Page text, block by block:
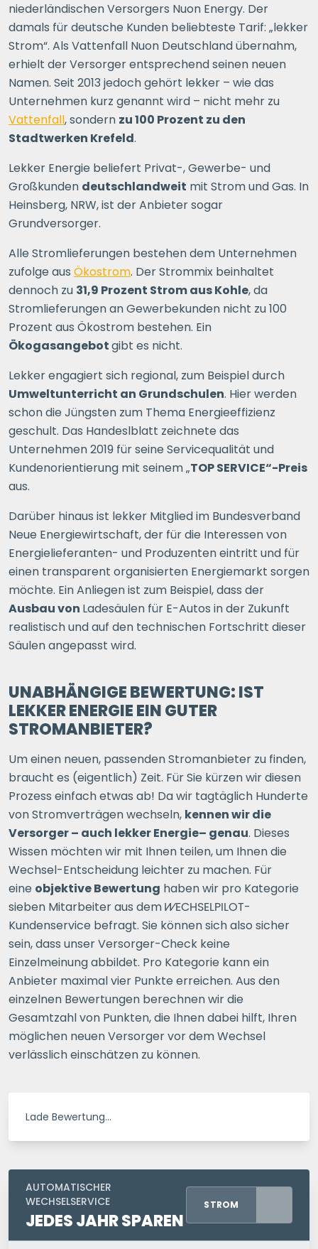
niederländischen Versorgers Nuon Energy. Der
damals für deutsche Kunden beliebteste Tarif: „lekker
Strom“. Als Vattenfall Nuon Deutschland übernahm,
erhielt der Versorger entsprechend seinen neuen
Namen. Seit 2013 jedoch gehört lekker – wie das
Unternehmen kurz genannt wird – nicht mehr zu
Vattenfall, sondern zu 100 Prozent zu den
Stadtwerken Krefeld.
Lekker Energie beliefert Privat-, Gewerbe- und
Großkunden deutschlandweit mit Strom und Gas. In
Heinsberg, NRW, ist der Anbieter sogar
Grundversorger.
Alle Stromlieferungen bestehen dem Unternehmen
zufolge aus Ökostrom. Der Strommix beinhaltet
dennoch zu 31,9 Prozent Strom aus Kohle, da
Stromlieferungen an Gewerbekunden nicht zu 100
Prozent aus Ökostrom bestehen. Ein
Ökogasangebotgibt es nicht.
Lekker engagiert sich regional, zum Beispiel durch
Umweltunterricht an Grundschulen. Hier werden
schon die Jüngsten zum Thema Energieeffizienz
geschult. Das Handeslblatt zeichnete das
Unternehmen 2019 für seine Servicequalität und
Kundenorientierung mit seinem „TOP SERVICE“-Preis
aus.
Darüber hinaus ist lekker Mitglied im Bundesverband
Neue Energiewirtschaft, der für die Interessen von
Energielieferanten- und Produzenten eintritt und für
einen transparent organisierten Energiemarkt sorgen
möchte. Ein Anliegen ist zum Beispiel, dass der
Ausbau von Ladesäulen für E-Autos in der Zukunft
realistisch und auf den technischen Fortschritt dieser
Säulen angepasst wird.
UNABHÄNGIGE BEWERTUNG: IST
LEKKER ENERGIE EIN GUTER
STROMANBIETER?
Um einen neuen, passenden Stromanbieter zu finden,
braucht es (eigentlich) Zeit. Für Sie kürzen wir diesen
Prozess einfach etwas ab! Da wir tagtäglich Hunderte
von Stromverträgen wechseln, kennen wir die
Versorger – auch lekker Energie– genau. Dieses
Wissen möchten wir mit Ihnen teilen, um Ihnen die
Wechsel-Entscheidung leichter zu machen. Für
eine objektive Bewertung haben wir pro Kategorie
sieben Mitarbeiter aus demWECHSELPILOT-
Kundenservice befragt. Sie können sich also sicher
sein, dass unser Versorger-Check keine
Einzelmeinung abbildet. Pro Kategorie kann ein
Anbieter maximal vier Punkte erreichen. Aus den
einzelnen Bewertungen berechnen wir die
Gesamtzahl von Punkten, die Ihnen dabei hilft, Ihren
möglichen neuen Versorger vor dem Wechsel
verlässlich einschätzen zu können.
Lade Bewertung…
AUTOMATISCHER
WECHSELSERVICE
JEDES JAHR SPAREN
STROM